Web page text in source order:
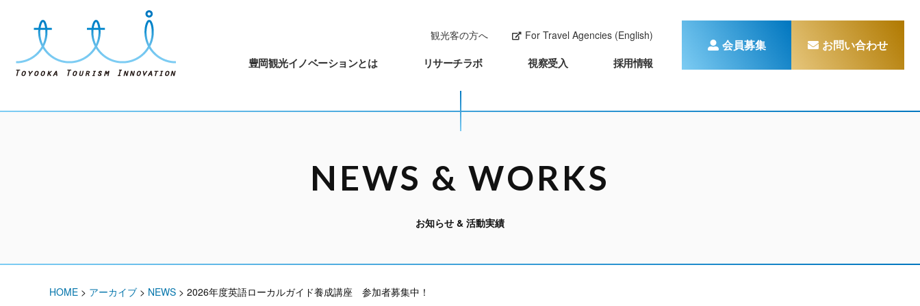
観光客の方へ For Travel Agencies (English)
豊岡観光イノベーションとは リサーチラボ 視察受入 採用情報
会員募集 お問い合わせ
NEWS & WORKS
お知らせ & 活動実績
HOME > アーカイブ > NEWS > 2026年度英語ローカルガイド養成講座 参加者募集中！